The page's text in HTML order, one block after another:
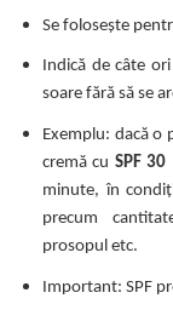
Se folosește
Indică de câte
soare fără să se
Exemplu: dacă o
cremă cu SPF 30
minute, în
precum
prosopul etc.
Important: SPF